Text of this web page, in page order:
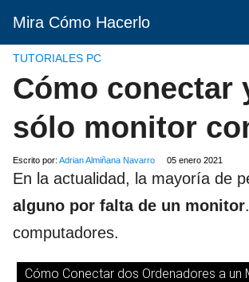
Mira Cómo Hacerlo
TUTORIALES PC
Cómo conectar
sólo monitor
Escrito por: Adrian Almiñana Navarro 05 enero 2021
En la actualidad, la mayoría de
alguno por falta de un monitor
computadores.
Cómo Conectar dos Ordenadores a un